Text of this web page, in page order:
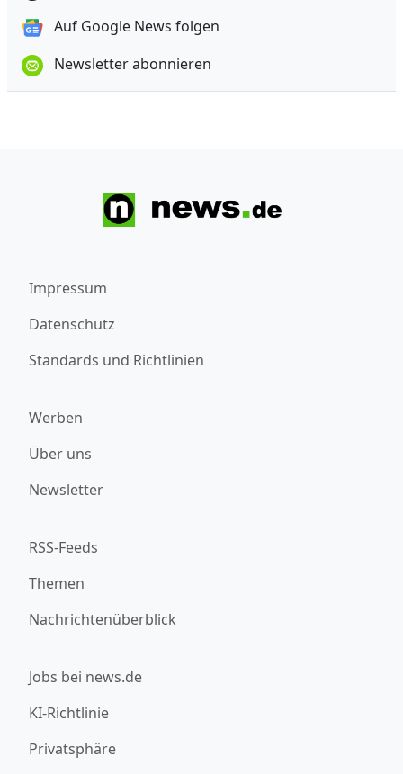
Auf Google News folgen
Newsletter abonnieren
Impressum
Datenschutz
Standards und Richtlinien
Werben
Über uns
Newsletter
RSS-Feeds
Themen
Nachrichtenüberblick
Jobs bei news.de
KI-Richtlinie
Privatsphäre